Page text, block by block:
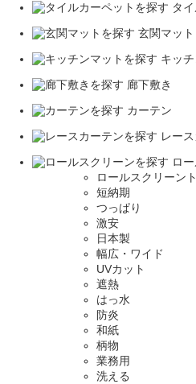
タ
玄関マット
キッ
廊下敷き
カーテン
レー
ロ
ロールスクリーン
短納期
つっぱり
激安
日本製
幅広・ワイド
UVカット
遮熱
はっ水
防炎
和紙
柄物
業務用
洗える